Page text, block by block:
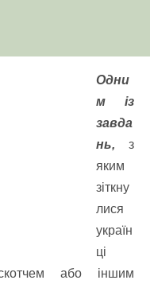
Одни
м із
завда
нь, з
яким
зіткну
лися
україн
ці
або іншим